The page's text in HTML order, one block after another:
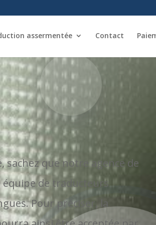
assermentée Contact
sachez que notre agence de
de traducteurs
Pour préciser, la